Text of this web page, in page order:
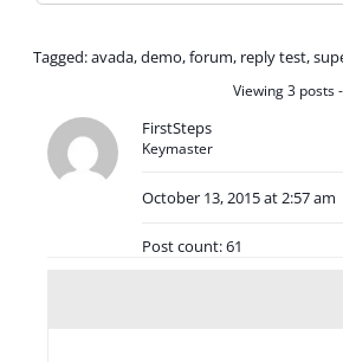
Tagged:avada,demo,forum, reply test,
Viewing 3 posts
FirstSteps
Keymaster
October 13, 2015 at 2:57 am
Post count: 61